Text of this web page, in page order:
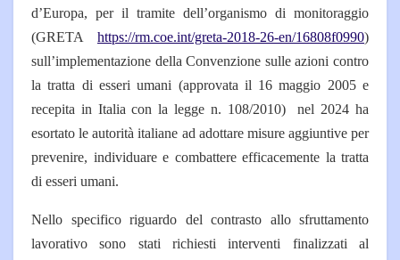
d’Europa, per il tramite dell’organismo di monitoraggio
(GRETA https://rm.coe.int/greta-2018-26-en/16808f0990)
sull’implementazione della Convenzione sulle azioni contro
la tratta di esseri umani (approvata il 16 maggio 2005 e
recepita in Italia con la legge n. 108/2010) nel 2024 ha
esortato le autorità italiane ad adottare misure aggiuntive per
prevenire, individuare e combattere efficacemente la tratta
di esseri umani.
Nello specifico riguardo del contrasto allo sfruttamento
lavorativo sono stati richiesti interventi finalizzati al